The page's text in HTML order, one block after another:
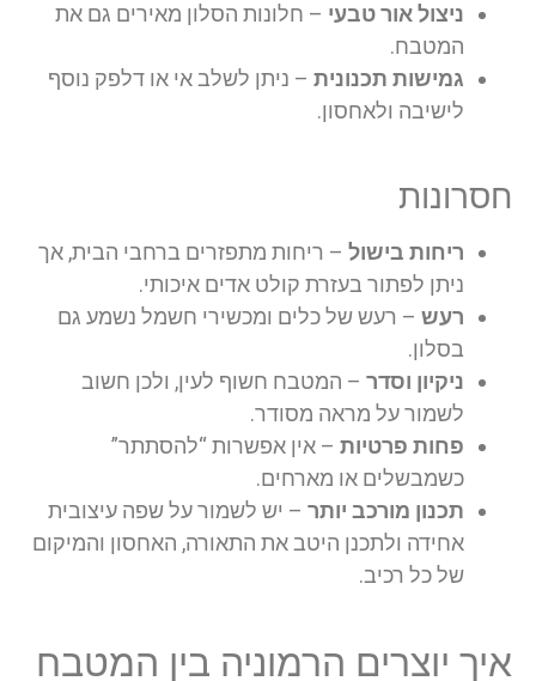
ניצול אור טבעי – חלונות הסלון מאירים גם את
המטבח.
גמישות תכנונית – ניתן לשלב אי או דלפק נוסף
לישיבה ולאחסון.
חסרונות
ריחות בישול – ריחות מתפזרים ברחבי הבית, אך
ניתן לפתור בעזרת קולט אדים איכותי.
רעש – רעש של כלים ומכשירי חשמל נשמע גם
בסלון.
ניקיון וסדר – המטבח חשוף לעין, ולכן חשוב
לשמור על מראה מסודר.
פחות פרטיות – אין אפשרות “להסתתר”
כשמבשלים או מארחים.
תכנון מורכב יותר – יש לשמור על שפה עיצובית
אחידה ולתכנן היטב את התאורה, האחסון והמיקום
של כל רכיב.
איך יוצרים הרמוניה בין המטבח